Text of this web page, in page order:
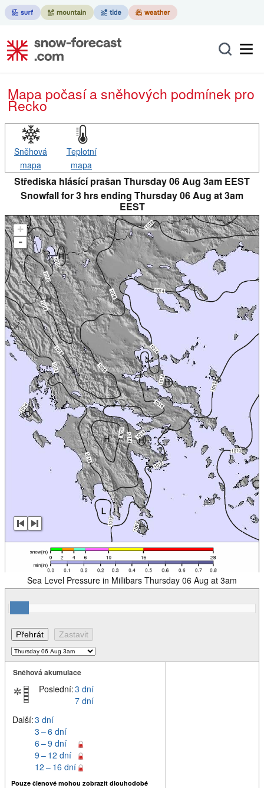
Mapa počasí a sněhových podmínek pro
Řecko
Sněhová
mapa
Teplotní
mapa
Střediska hlásící prašan Thursday 06 Aug 3am EEST
Snowfall for 3 hrs ending Thursday 06 Aug at 3am
EEST
+
-
Sea Level Pressure in Millibars Thursday 06 Aug at 3am
Sněhová akumulace
Poslední:3 dní
7 dní
Další:3 dní
3 – 6 dní
6 – 9 dní
9 – 12 dní
12 – 16 dní
Pouze členové mohou zobrazit dlouhodobé